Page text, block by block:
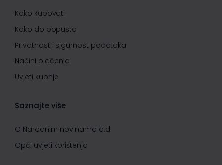
Kako kupovati
Kako do popusta
Privatnost i sigurnost podataka
Načini plaćanja
Uvjeti kupnje
Saznajte više
O Narodnim novinama d.d.
Opći uvjeti korištenja